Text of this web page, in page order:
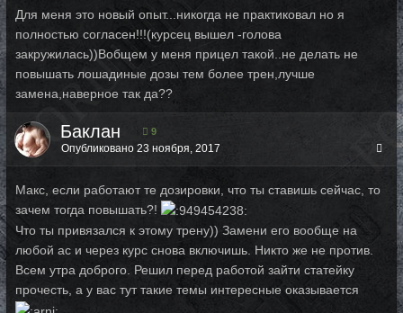
Для меня это новый опыт...никогда не практиковал но я
полностью согласен!!!(курсец вышел -голова
закружилась))Вобщем у меня прицел такой..не делать не
повышать лошадиные дозы тем более трен,лучше
замена,наверное так да??
Баклан 9
Опубликовано 23 ноября, 2017
Макс, если работают те дозировки, что ты ставишь сейчас, то
зачем тогда повышать?!
Что ты привязался к этому трену)) Замени его вообще на
любой ас и через курс снова включишь. Никто же не против.
Всем утра доброго. Решил перед работой зайти статейку
прочесть, а у вас тут такие темы интересные оказывается